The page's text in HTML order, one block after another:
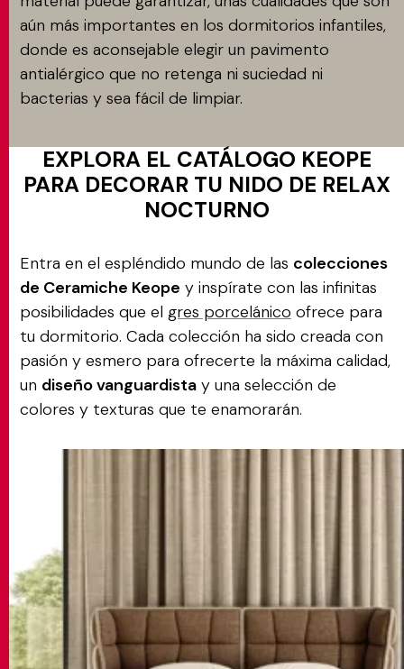
aún más importantes en los dormitorios infantiles,
donde es aconsejable elegir un pavimento
antialérgico que no retenga ni suciedad ni
bacterias y sea fácil de limpiar.
EXPLORA EL CATÁLOGO KEOPE
PARA DECORAR TU NIDO DE RELAX
NOCTURNO
Entra en el espléndido mundo de las colecciones
de Ceramiche Keope y inspírate con las infinitas
posibilidades que el gres porcelánico ofrece para
tu dormitorio. Cada colección ha sido creada con
pasión y esmero para ofrecerte la máxima calidad,
un diseño vanguardista y una selección de
colores y texturas que te enamorarán.